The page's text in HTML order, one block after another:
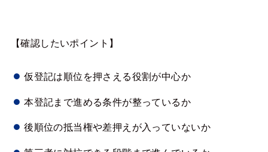
【確認したいポイント】
仮登記は順位を押さえる役割が中心か
本登記まで進める条件が整っているか
後順位の抵当権や差押えが入っていないか